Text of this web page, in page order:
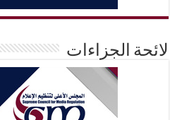
لائحة الجزاءات